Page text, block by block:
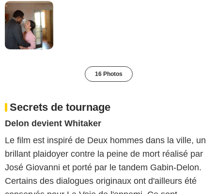
16 Photos
Secrets de tournage
Delon devient Whitaker
Le film est inspiré de Deux hommes dans la ville, un
brillant plaidoyer contre la peine de mort réalisé par
José Giovanni et porté par le tandem Gabin-Delon.
Certains des dialogues originaux ont d'ailleurs été